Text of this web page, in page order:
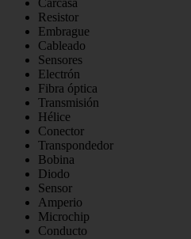
Carcasa
Resistor
Embrague
Cableado
Sensores
Electrón
Fibra óptica
Transmisión
Hélice
Conector
Transpondedor
Bobina
Diodo
Sensor
Amperio
Microchip
Conducto